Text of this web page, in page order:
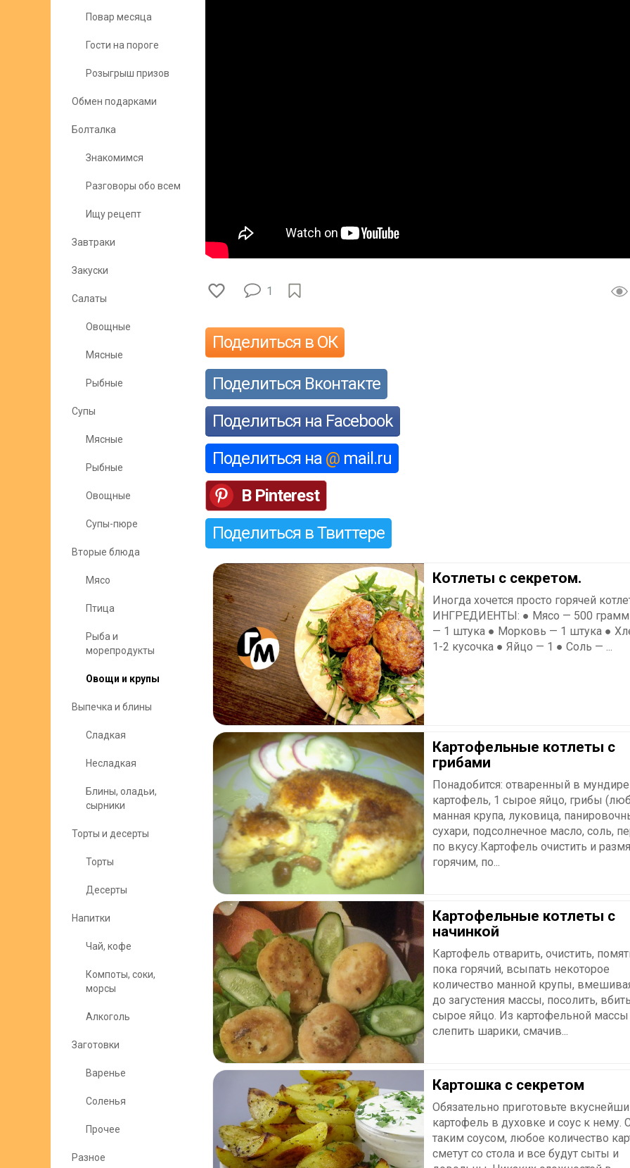
Повар месяца
Гости на пороге
Розыгрыш призов
Обмен подарками
Болталка
Знакомимся
Разговоры обо всем
Ищу рецепт
Завтраки
Закуски
Салаты
Овощные
Мясные
Рыбные
Супы
Мясные
Рыбные
Овощные
Супы-пюре
Вторые блюда
Мясо
Птица
Рыба и
морепродукты
Овощи и крупы
Выпечка и блины
Сладкая
Несладкая
Блины, оладьи,
сырники
Торты и десерты
Торты
Десерты
Напитки
Чай, кофе
Компоты, соки,
морсы
Алкоголь
Заготовки
Варенье
Соленья
Прочее
Разное
1
Поделиться в ОК
Поделиться Вконтакте
Поделиться на Facebook
Поделиться на @ mail.ru
В Pinterest
Поделиться в Твиттере
Котлеты с секретом.
Иногда хочется просто горячей
ИНГРЕДИЕНТЫ: ● Мясо — 500
— 1 штука ● Морковь — 1 штука ●
1-2 кусочка ● Яйцо — 1 ● Соль — ...
Картофельные котлеты с
грибами
Понадобится: отваренный в мундире
картофель, 1 сырое яйцо, грибы
манная крупа, луковица,
сухари, подсолнечное масло, соль,
по вкусу.Картофель очистить и
горячим, по...
Картофельные котлеты с
начинкой
Картофель отварить, очистить,
пока горячий, всыпать некоторое
количество манной крупы,
до загустения массы, посолить,
сырое яйцо. Из картофельной массы
слепить шарики, смачив...
Картошка с секретом
Обязательно приготовьте
картофель в духовке и соус к нему.
таким соусом, любое количество
сметут со стола и все будут сыты и